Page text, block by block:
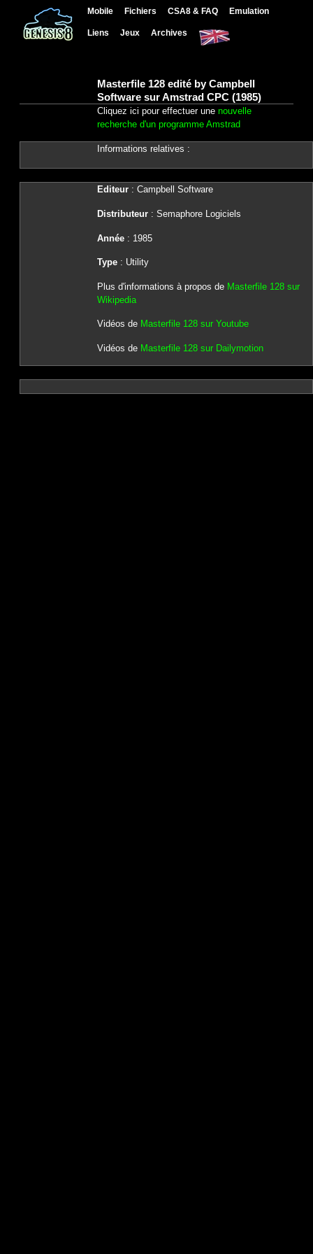
Mobile Fichiers CSA8 & FAQ Emulation
Liens Jeux Archives
Masterfile 128 edité by Campbell
Software sur Amstrad CPC (1985)
Cliquez ici pour effectuer une nouvelle
recherche d'un programme Amstrad
Informations relatives :
Editeur: Campbell Software
Distributeur : Semaphore Logiciels
Année: 1985
Type: Utility
Plus d'informations à propos de Masterfile 128 sur
Wikipedia
Vidéos de Masterfile 128 sur Youtube
Vidéos de Masterfile 128 sur Dailymotion